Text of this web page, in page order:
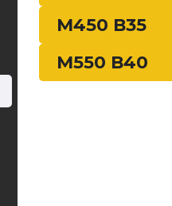
М450 В35
М550 В40